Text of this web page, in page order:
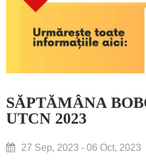
SĂPTĂMÂNA
UTCN 2023
27 Sep, 2023 - 06 Oct, 2023